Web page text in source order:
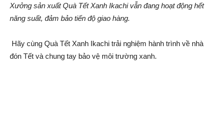
Xưởng sản xuất Quà Tết Xanh Ikachi vẫn đang hoạt động hết
năng suất, đảm bảo tiến độ giao hàng.
Hãy cùng Quà Tết Xanh Ikachi trải nghiệm hành trình về nhà
đón Tết và chung tay bảo vệ môi trường xanh.